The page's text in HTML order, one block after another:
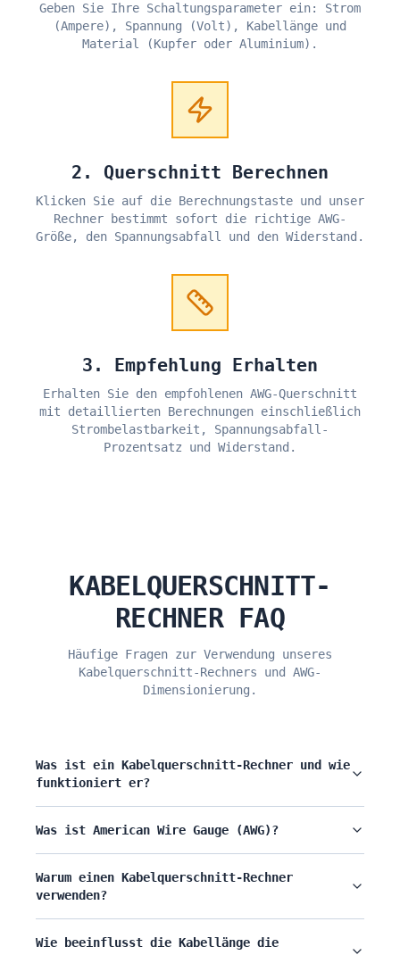
Geben Sie Ihre Schaltungsparameter ein: Strom
(Ampere), Spannung (Volt), Kabellänge und
Material (Kupfer oder Aluminium).
2. Querschnitt Berechnen
Klicken Sie auf die Berechnungstaste und unser
Rechner bestimmt sofort die richtige AWG-
Größe, den Spannungsabfall und den Widerstand.
3. Empfehlung Erhalten
Erhalten Sie den empfohlenen AWG-Querschnitt
mit detaillierten Berechnungen einschließlich
Strombelastbarkeit, Spannungsabfall-
Prozentsatz und Widerstand.
KABELQUERSCHNITT-
RECHNER FAQ
Häufige Fragen zur Verwendung unseres
Kabelquerschnitt-Rechners und AWG-
Dimensionierung.
Was ist ein Kabelquerschnitt-Rechner und wie
funktioniert er?
Was ist American Wire Gauge (AWG)?
Warum einen Kabelquerschnitt-Rechner
verwenden?
Wie beeinflusst die Kabellänge die